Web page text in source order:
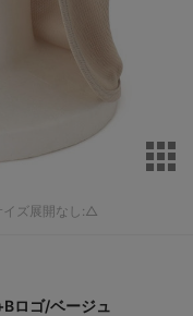
イズ展開なし:△
ロゴ/ベージュ